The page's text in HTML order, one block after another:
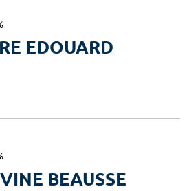
EDOUARD
BEAUSSE